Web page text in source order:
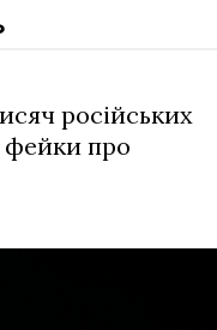
російських
фейки про